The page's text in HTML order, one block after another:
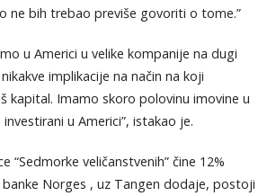
ne bih trebao previše govoriti o tome.”
u Americi u velike kompanije na dugi
implikacije na način na koji
kapital. Imamo skoro polovinu imovine u
u Americi”, istakao je.
“Sedmorke veličanstvenih” čine 12%
Norges , uz Tangen dodaje, postoji